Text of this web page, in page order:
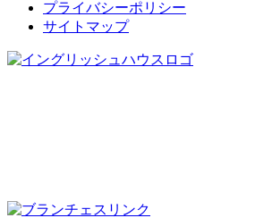
プライバシーポリシー
サイトマップ